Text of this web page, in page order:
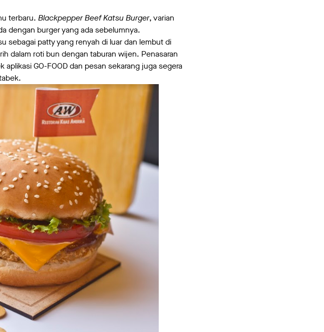
terbaru. Blackpepper Beef Katsu Burger, varian
dengan burger yang ada sebelumnya.
sebagai patty yang renyah di luar dan lembut di
dalam roti bun dengan taburan wijen. Penasaran
GO-FOOD dan pesan sekarang juga segera